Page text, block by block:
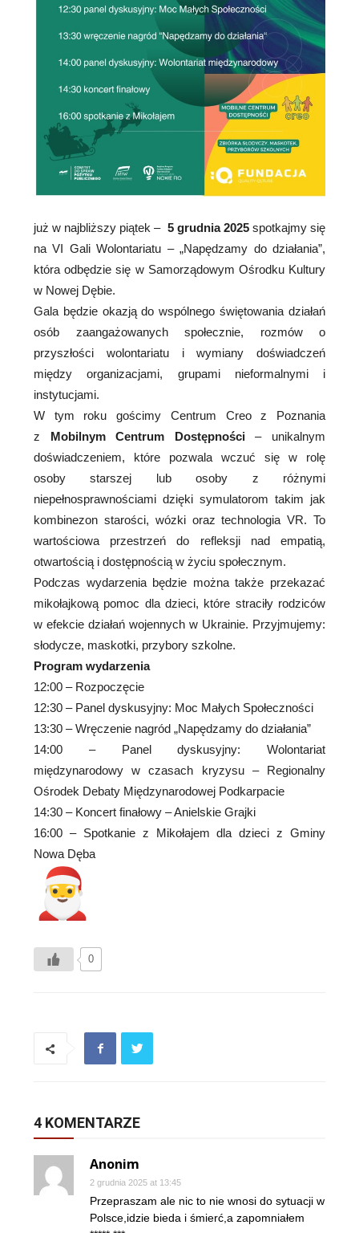
już w najbliższy piątek – 5 grudnia 2025spotkajmy się
na VI Gali Wolontariatu – „Napędzamy do działania”,
która odbędzie się w Samorządowym Ośrodku Kultury
w Nowej Dębie.
Gala będzie okazją do wspólnego świętowania działań
osób zaangażowanych społecznie, rozmów o
przyszłości wolontariatu i wymiany doświadczeń
między organizacjami, grupami nieformalnymi i
instytucjami.
W tym roku gościmy Centrum Creo z Poznania
z Mobilnym Centrum Dostępności– unikalnym
doświadczeniem, które pozwala wczuć się w rolę
osoby starszej lub osoby z różnymi
niepełnosprawnościami dzięki symulatorom takim jak
kombinezon starości, wózki oraz technologia VR. To
wartościowa przestrzeń do refleksji nad empatią,
otwartością i dostępnością w życiu społecznym.
Podczas wydarzenia będzie można także przekazać
mikołajkową pomoc dla dzieci, które straciły rodziców
w efekcie działań wojennych w Ukrainie. Przyjmujemy:
słodycze, maskotki, przybory szkolne.
Program wydarzenia
12:00 – Rozpoczęcie
12:30 – Panel dyskusyjny: Moc Małych Społeczności
13:30 – Wręczenie nagród „Napędzamy do działania”
14:00 – Panel dyskusyjny: Wolontariat
międzynarodowy w czasach kryzysu – Regionalny
Ośrodek Debaty Międzynarodowej Podkarpacie
14:30 – Koncert finałowy – Anielskie Grajki
16:00 – Spotkanie z Mikołajem dla dzieci z Gminy
Nowa Dęba
0
4 KOMENTARZE
Anonim
2 grudnia 2025 at 13:45
Przepraszam ale nic to nie wnosi do sytuacji w
Polsce,idzie bieda i śmierć,a zapomniałem